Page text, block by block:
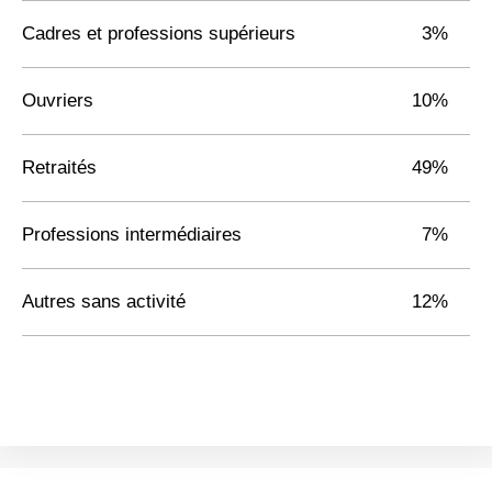
Cadres et professions supérieurs 3%
Ouvriers 10%
Retraités 49%
Professions intermédiaires 7%
Autres sans activité 12%